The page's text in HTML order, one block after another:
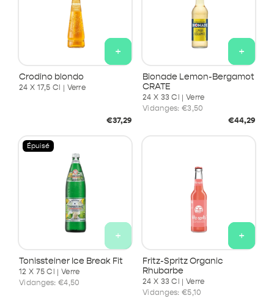
+
Crodino blondo
24 X 17,5 Cl | Verre
Prix
€37,29
+
Bionade Lemon-Bergamot
CRATE
24 X 33 Cl | Verre
Vidanges: €3,50
Prix
€44,29
Épuisé
+
Tonissteiner Ice Break Fit
12 X 75 Cl | Verre
Vidanges: €4,50
+
Fritz-Spritz Organic
Rhubarbe
24 X 33 Cl | Verre
Vidanges: €5,10